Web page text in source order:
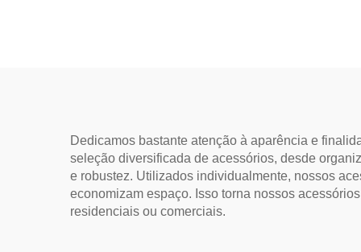
Dedicamos bastante atenção à aparência e
seleção diversificada de acessórios, desde
e robustez. Utilizados individualmente, nossos
economizam espaço. Isso torna nossos
residenciais ou comerciais.